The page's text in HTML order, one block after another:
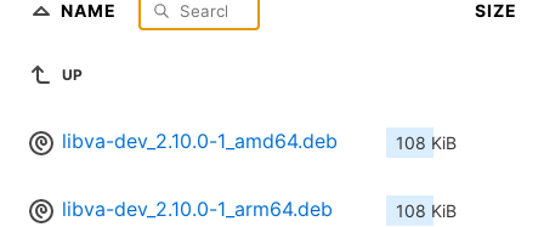
NAME SIZE
UP
libva-dev_2.10.0-1_amd64.deb 108 KiB
libva-dev_2.10.0-1_arm64.deb 108 KiB